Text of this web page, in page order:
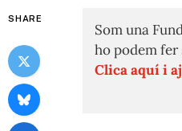
SHARE
Som una
ho podem fer
Clica aquí i